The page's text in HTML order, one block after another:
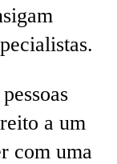
a um
com uma